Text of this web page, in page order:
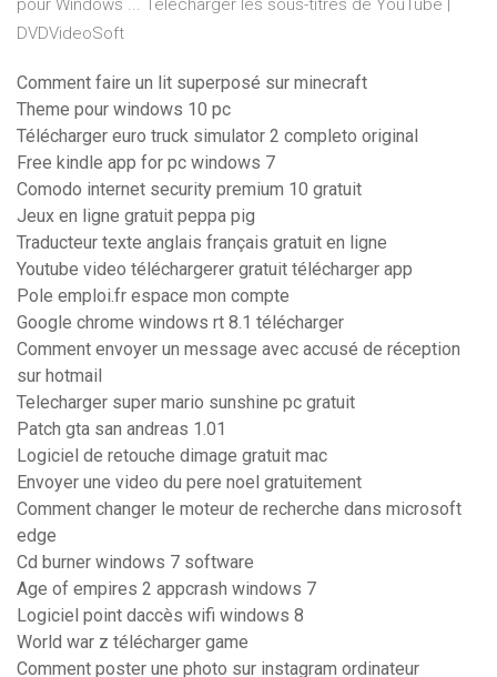
pour Windows ... Télécharger les sous-titres de YouTube |
DVDVideoSoft
Comment faire un lit superposé sur minecraft
Theme pour windows 10 pc
Télécharger euro truck simulator 2 completo original
Free kindle app for pc windows 7
Comodo internet security premium 10 gratuit
Jeux en ligne gratuit peppa pig
Traducteur texte anglais français gratuit en ligne
Youtube video téléchargerer gratuit télécharger app
Pole emploi.fr espace mon compte
Google chrome windows rt 8.1 télécharger
Comment envoyer un message avec accusé de réception
sur hotmail
Telecharger super mario sunshine pc gratuit
Patch gta san andreas 1.01
Logiciel de retouche dimage gratuit mac
Envoyer une video du pere noel gratuitement
Comment changer le moteur de recherche dans microsoft
edge
Cd burner windows 7 software
Age of empires 2 appcrash windows 7
Logiciel point daccès wifi windows 8
World war z télécharger game
Comment poster une photo sur instagram ordinateur